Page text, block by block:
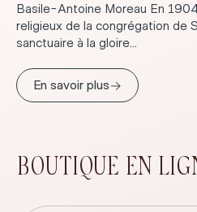
Basile-Antoine Moreau En
religieux de la congrégation de
sanctuaire à la gloire...
En savoir plus→
BOUTIQUE EN